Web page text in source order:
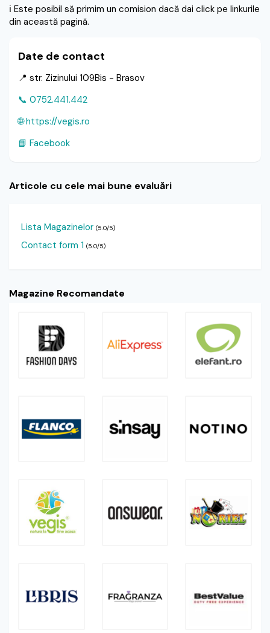
ℹ️ Este posibil să primim un comision dacă dai click pe linkurile
din această pagină.
Date de contact
📍 str. Zizinului 109Bis - Brasov
📞 0752.441.442
🌐 https://vegis.ro
📘 Facebook
Articole cu cele mai bune evaluări
Lista Magazinelor (5.0/5)
Contact form 1 (5.0/5)
Magazine Recomandate